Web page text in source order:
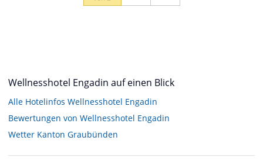
Wellnesshotel Engadin auf einen Blick
Alle Hotelinfos Wellnesshotel Engadin
Bewertungen von Wellnesshotel Engadin
Wetter Kanton Graubünden